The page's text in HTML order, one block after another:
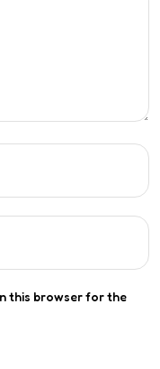
this browser for the